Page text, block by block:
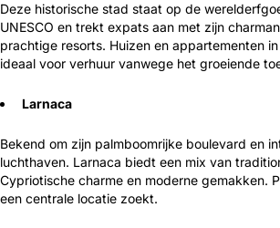
Deze historische stad staat op de
UNESCO en trekt expats aan met zijn
prachtige resorts. Huizen en appartementen
ideaal voor verhuur vanwege het groeiende
Larnaca
Bekend om zijn palmboomrijke boulevard en
luchthaven. Larnaca biedt een mix van
Cypriotische charme en moderne gemakken.
een centrale locatie zoekt.